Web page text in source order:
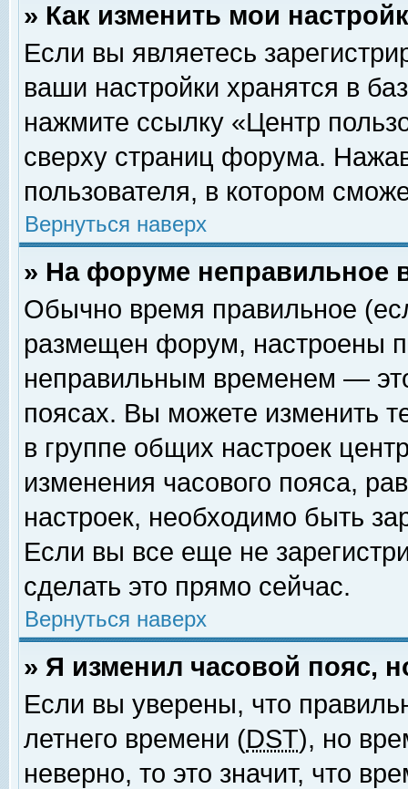
» Как изменить мои
Если вы являетесь
ваши настройки хранятся в
нажмите ссылку «Центр
сверху страниц форума.
пользователя, в котором
Вернуться наверх
» На форуме неправильное
Обычно время правильное
размещен форум, настроены
неправильным временем —
поясах. Вы можете изменить
в группе общих настроек
изменения часового пояса,
настроек, необходимо быть
Если вы все еще не
сделать это прямо сейчас.
Вернуться наверх
» Я изменил часовой пояс,
Если вы уверены, что
летнего времени (DST), но
неверно, то это значит, что